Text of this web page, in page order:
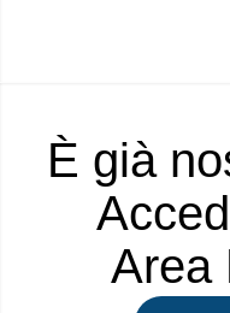
È già
Area